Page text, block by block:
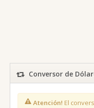
Conversor de
Atención! El